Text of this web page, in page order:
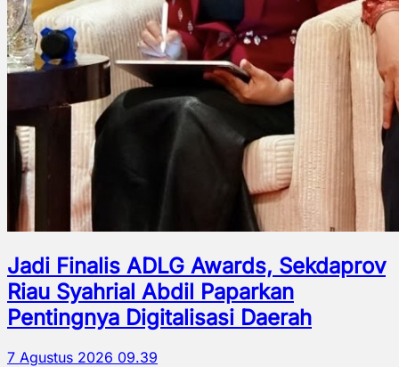
Jadi Finalis ADLG Awards, Sekdaprov
Riau Syahrial Abdil Paparkan
Pentingnya Digitalisasi Daerah
7 Agustus 2026 09.39